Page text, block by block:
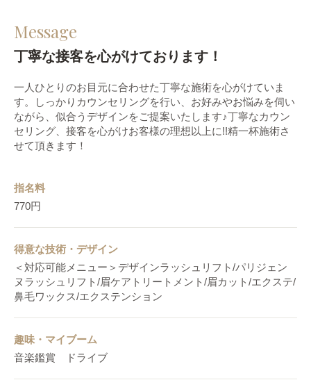
Message
丁寧な接客を心がけております！
一人ひとりのお目元に合わせた丁寧な施術を心がけていま
す。しっかりカウンセリングを行い、お好みやお悩みを伺い
ながら、似合うデザインをご提案いたします♪丁寧なカウン
セリング、接客を心がけお客様の理想以上に!!精一杯施術さ
せて頂きます！
指名料
770円
得意な技術・デザイン
＜対応可能メニュー＞デザインラッシュリフト/パリジェン
ヌラッシュリフト/眉ケアトリートメント/眉カット/エクステ/
鼻毛ワックス/エクステンション
趣味・マイブーム
音楽鑑賞 ドライブ